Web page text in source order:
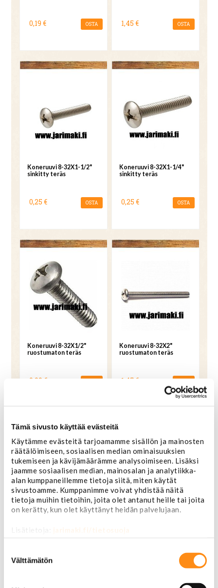
Tämä sivusto käyttää evästeitä
Käytämme evästeitä tarjoamamme sisällön ja mainosten
räätälöimiseen, sosiaalisen median ominaisuuksien
tukemiseen ja kävijämäärämme analysoimiseen. Lisäksi
jaamme sosiaalisen median, mainosalan ja analytiikka-
alan kumppaneillemme tietoja siitä, miten käytät
sivustoamme. Kumppanimme voivat yhdistää näitä
tietoja muihin tietoihin, joita olet antanut heille tai joita
on kerätty, kun olet käyttänyt heidän palvelujaan.
Lisätietoja: jarimaki.fi/tietosuoja
valinta
Välttämätön
0,19 € OSTA 1,45 € OSTA
Koneruuvi 8-32X1-1/2"
sinkitty teräs
0,25 € OSTA
Koneruuvi 8-32X1-1/4"
sinkitty teräs
0,25 € OSTA
Koneruuvi 8-32X1/2"
ruostumaton teräs
0,99 €
Koneruuvi 8-32X2"
ruostumaton teräs
1,45 €
1,45 € OSTA